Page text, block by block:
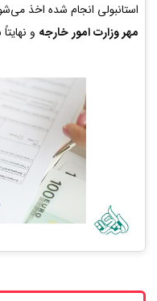
استانبولی انجام شده اخذ
مهر وزارت امور خارجه و نهایتاً